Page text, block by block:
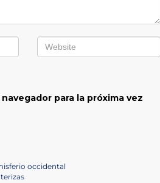
para la próxima vez
occidental